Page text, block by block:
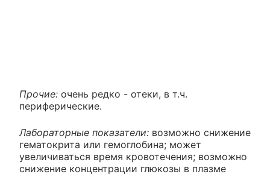
Прочие: очень редко - отеки, в т.ч.
периферические.
Лабораторные показатели: возможно снижение
гематокрита или гемоглобина; может
увеличиваться время кровотечения; возможно
снижение концентрации глюкозы в плазме